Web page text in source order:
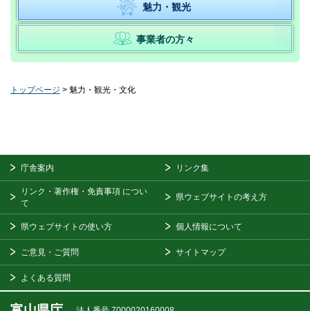
魅力・観光
事業者の方々
トップページ > 魅力・観光・文化
庁舎案内 リンク集
リンク・著作権・免責事項 につい
て
県ウェブサイトの考え方
県ウェブサイトの使い方 個人情報について
ご意見・ご質問 サイトマップ
よくある質問